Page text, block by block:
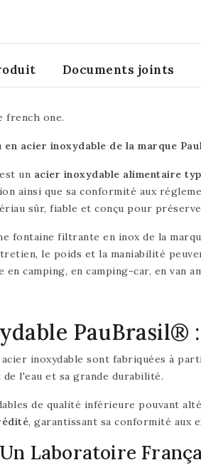
Documents joints
french one.
acier inoxydable de la marque
un acier inoxydable alimentaire
ainsi que sa conformité aux
sûr, fiable et conçu pour
fontaine filtrante en inox de la
le poids et la maniabilité
en camping, en camping-car, en van
inoxydable sont fabriquées à
l'eau et sa grande durabilité.
de qualité inférieure pouvant
, garantissant sa conformité aux
Laboratoire